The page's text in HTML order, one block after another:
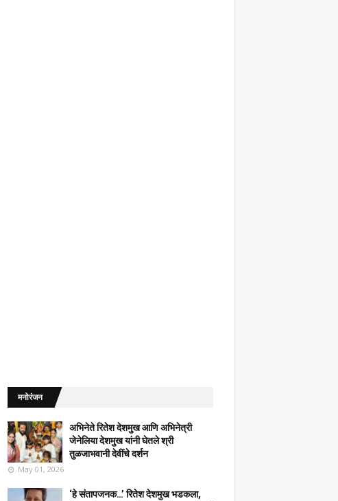
मनोरंजन
अभिनेते रितेश देशमुख आणि अभिनेत्री
जेनेलिया देशमुख यांनी घेतले श्री
तुळजाभवानी देवींचे दर्शन
May 01, 2026
‘हे संतापजनक…’ रितेश देशमुख भडकला,